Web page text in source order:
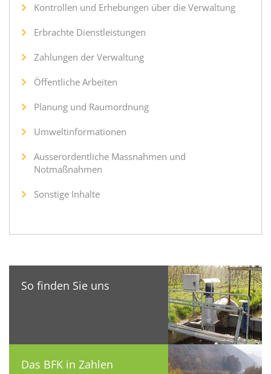
Kontrollen und Erhebungen über die Verwaltung
Erbrachte Dienstleistungen
Zahlungen der Verwaltung
Öffentliche Arbeiten
Planung und Raumordnung
Umweltinformationen
Ausserordentliche Massnahmen und
Notmaßnahmen
Sonstige Inhalte
So finden Sie uns
Das BFK in Zahlen